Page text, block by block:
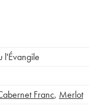
l'Évangile
Franc, Merlot